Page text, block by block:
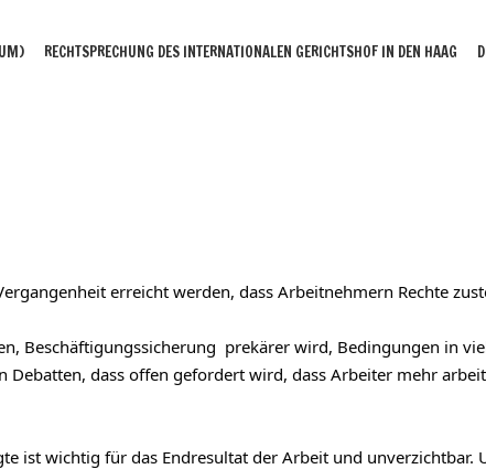
RECHTSPRECHUNG DES INTERNATIONALEN GERICHTSHOF IN DEN HAAG
erreicht werden, dass Arbeitnehmern Rechte
Beschäftigungssicherung  prekärer wird, Bedingungen in
dass offen gefordert wird, dass Arbeiter mehr
ist wichtig für das Endresultat der Arbeit und unverzichtbar.